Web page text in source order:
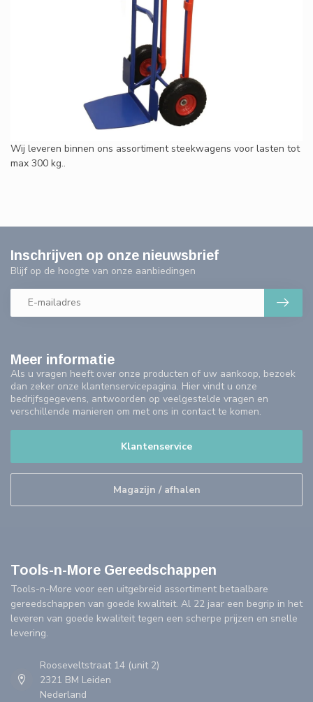
Wij leveren binnen ons assortiment steekwagens voor lasten tot
max 300 kg..
Meer informatie
Als u vragen heeft over onze producten of uw aankoop, bezoek
dan zeker onze klantenservicepagina. Hier vindt u onze
bedrijfsgegevens, antwoorden op veelgestelde vragen en
verschillende manieren om met ons in contact te komen.
Klantenservice
Magazijn / afhalen
Inschrijven op onze nieuwsbrief
Blijf op de hoogte van onze aanbiedingen
Tools-n-More Gereedschappen
Tools-n-More voor een uitgebreid assortiment betaalbare
gereedschappen van goede kwaliteit. Al 22 jaar een begrip in het
leveren van goede kwaliteit tegen een scherpe prijzen en snelle
levering.
Rooseveltstraat 14 (unit 2)
2321 BM Leiden
Nederland